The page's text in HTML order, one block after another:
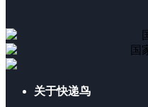
国
关于快递鸟